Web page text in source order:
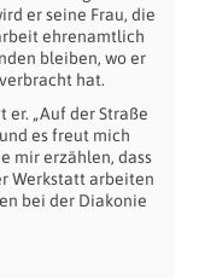
er seine Frau, die
ehrenamtlich
bleiben, wo er
hat.
er. „Auf der Straße
es freut mich
mir erzählen, dass
Werkstatt arbeiten
bei der Diakonie